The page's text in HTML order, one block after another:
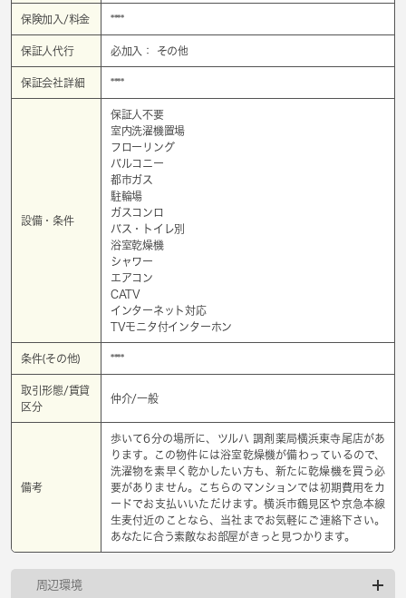
保険加入/料金 ****
保証人代行 必加入： その他
保証会社詳細 ****
設備・条件
保証人不要
室内洗濯機置場
フローリング
バルコニー
都市ガス
駐輪場
ガスコンロ
バス・トイレ別
浴室乾燥機
シャワー
エアコン
CATV
インターネット対応
TVモニタ付インターホン
条件(その他) ****
取引形態/賃貸
区分
仲介/一般
備考
歩いて6分の場所に、ツルハ 調剤薬局横浜東寺尾店があ
ります。この物件には浴室乾燥機が備わっているので、
洗濯物を素早く乾かしたい方も、新たに乾燥機を買う必
要がありません。こちらのマンションでは初期費用をカ
ードでお支払いいただけます。横浜市鶴見区や京急本線
生麦付近のことなら、当社までお気軽にご連絡下さい。
あなたに合う素敵なお部屋がきっと見つかります。
周辺環境